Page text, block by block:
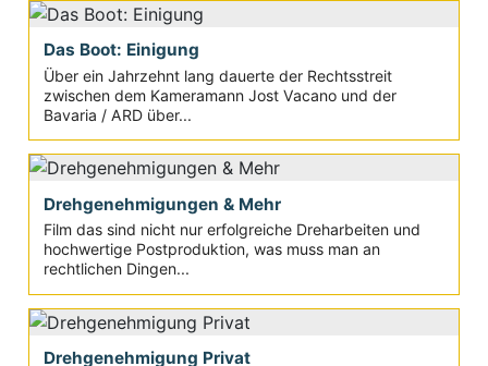
Das Boot: Einigung
Über ein Jahrzehnt lang dauerte der Rechtsstreit
zwischen dem Kameramann Jost Vacano und der
Bavaria / ARD über...
Drehgenehmigungen & Mehr
Film das sind nicht nur erfolgreiche Dreharbeiten und
hochwertige Postproduktion, was muss man an
rechtlichen Dingen...
Drehgenehmigung Privat